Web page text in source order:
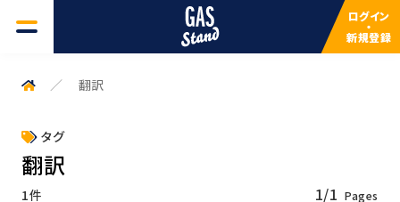
ログイン
・
新規登録
GAS一覧
よくある質問
サービスについて検索キーワードを入力してください
翻訳
タグ
翻訳
1件 1/1